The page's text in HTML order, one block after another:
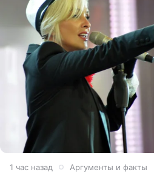
1 час назад Аргументы и факты